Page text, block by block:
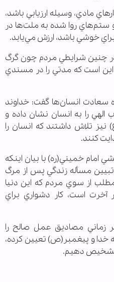
مادي، وسيله ارزيابي باشد،
روا شده به ملت‌ها در
خوشي باشد، ارزش مي‌يابد.
چنين شرايطي مردم چون گرگ
اين است كه مدتي را در مسندي
سعادت انسان‌ها گفت: خداوند
را به انسان نشان داده و
نيز تلاش داشتند كه انسان را
كنند.
خميني(ره) با بيان اينكه
مسأله زندگي پس از مرگ
از سوي مردم كه اين دنيا
است، كار دشواري براي
زماني مصاديق عمل صالح را
خدا و پيغمبر‌(ص) تعيين كرده،
تشخيص دهيم.